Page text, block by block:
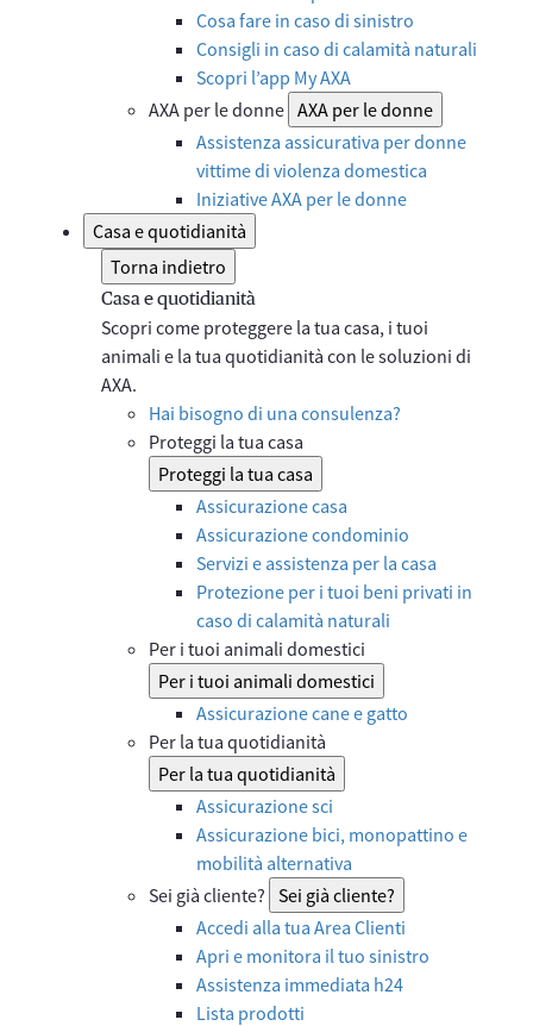
Cosa fare in caso di sinistro
Consigli in caso di calamità naturali
Scopri l’app My AXA
AXA per le donne AXA per le donne
Assistenza assicurativa per donne
vittime di violenza domestica
Iniziative AXA per le donne
Casa e quotidianità
Torna indietro
Casa e quotidianità
Scopri come proteggere la tua casa, i tuoi
animali e la tua quotidianità con le soluzioni di
AXA.
Hai bisogno di una consulenza?
Proteggi la tua casa
Proteggi la tua casa
Assicurazione casa
Assicurazione condominio
Servizi e assistenza per la casa
Protezione per i tuoi beni privati in
caso di calamità naturali
Per i tuoi animali domestici
Per i tuoi animali domestici
Assicurazione cane e gatto
Per la tua quotidianità
Per la tua quotidianità
Assicurazione sci
Assicurazione bici, monopattino e
mobilità alternativa
Sei già cliente? Sei già cliente?
Accedi alla tua Area Clienti
Apri e monitora il tuo sinistro
Assistenza immediata h24
Lista prodotti